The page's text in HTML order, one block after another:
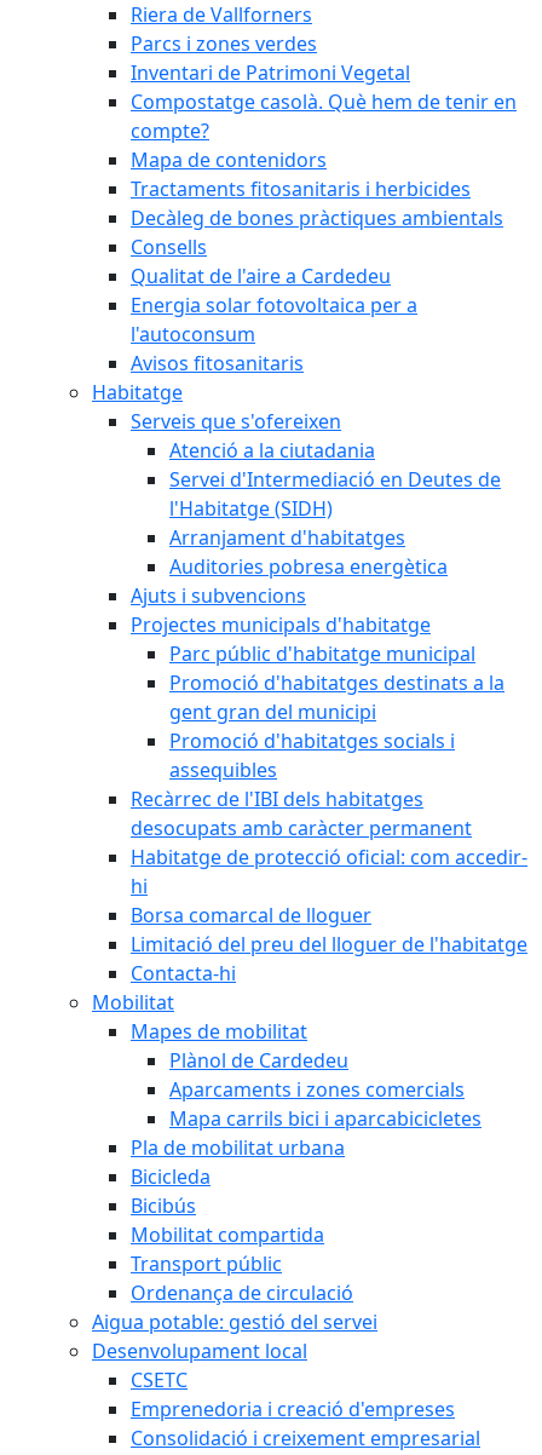
Riera de Vallforners
Parcs i zones verdes
Inventari de Patrimoni Vegetal
Compostatge casolà. Què hem de tenir en
compte?
Mapa de contenidors
Tractaments fitosanitaris i herbicides
Decàleg de bones pràctiques ambientals
Consells
Qualitat de l'aire a Cardedeu
Energia solar fotovoltaica per a
l'autoconsum
Avisos fitosanitaris
Habitatge
Serveis que s'ofereixen
Atenció a la ciutadania
Servei d'Intermediació en Deutes de
l'Habitatge (SIDH)
Arranjament d'habitatges
Auditories pobresa energètica
Ajuts i subvencions
Projectes municipals d'habitatge
Parc públic d'habitatge municipal
Promoció d'habitatges destinats a la
gent gran del municipi
Promoció d'habitatges socials i
assequibles
Recàrrec de l'IBI dels habitatges
desocupats amb caràcter permanent
Habitatge de protecció oficial: com accedir-
hi
Borsa comarcal de lloguer
Limitació del preu del lloguer de l'habitatge
Contacta-hi
Mobilitat
Mapes de mobilitat
Plànol de Cardedeu
Aparcaments i zones comercials
Mapa carrils bici i aparcabicicletes
Pla de mobilitat urbana
Bicicleda
Bicibús
Mobilitat compartida
Transport públic
Ordenança de circulació
Aigua potable: gestió del servei
Desenvolupament local
CSETC
Emprenedoria i creació d'empreses
Consolidació i creixement empresarial